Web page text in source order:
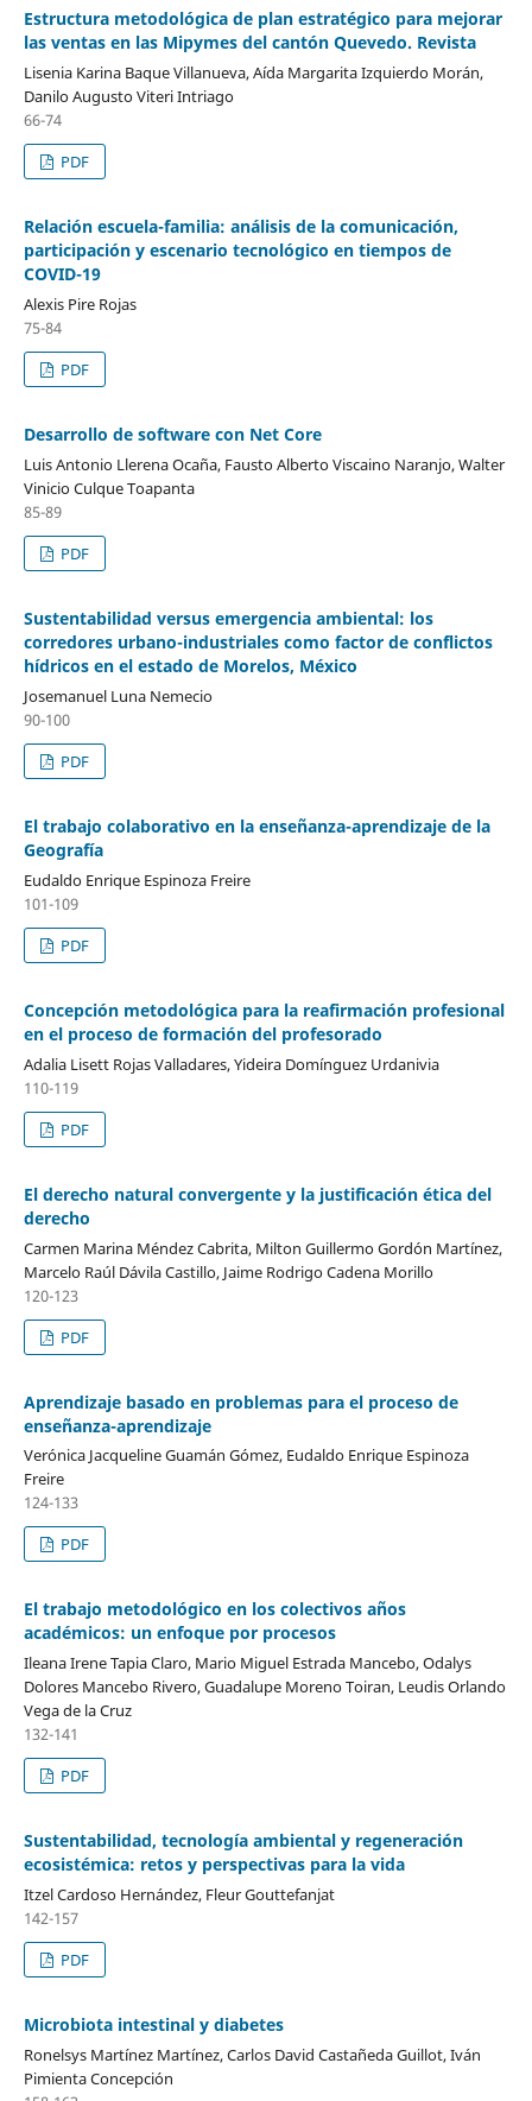
Estructura metodológica de plan estratégico para mejorar
las ventas en las Mipymes del cantón Quevedo. Revista
Lisenia Karina Baque Villanueva, Aída Margarita Izquierdo Morán,
Danilo Augusto Viteri Intriago
66-74
PDF
Relación escuela-familia: análisis de la comunicación,
participación y escenario tecnológico en tiempos de
COVID-19
Alexis Pire Rojas
75-84
PDF
Desarrollo de software con Net Core
Luis Antonio Llerena Ocaña, Fausto Alberto Viscaino Naranjo, Walter
Vinicio Culque Toapanta
85-89
PDF
Sustentabilidad versus emergencia ambiental: los
corredores urbano-industriales como factor de conflictos
hídricos en el estado de Morelos, México
Josemanuel Luna Nemecio
90-100
PDF
El trabajo colaborativo en la enseñanza-aprendizaje de la
Geografía
Eudaldo Enrique Espinoza Freire
101-109
PDF
Concepción metodológica para la reafirmación profesional
en el proceso de formación del profesorado
Adalia Lisett Rojas Valladares, Yideira Domínguez Urdanivia
110-119
PDF
El derecho natural convergente y la justificación ética del
derecho
Carmen Marina Méndez Cabrita, Milton Guillermo Gordón Martínez,
Marcelo Raúl Dávila Castillo, Jaime Rodrigo Cadena Morillo
120-123
PDF
Aprendizaje basado en problemas para el proceso de
enseñanza-aprendizaje
Verónica Jacqueline Guamán Gómez, Eudaldo Enrique Espinoza
Freire
124-133
PDF
El trabajo metodológico en los colectivos años
académicos: un enfoque por procesos
Ileana Irene Tapia Claro, Mario Miguel Estrada Mancebo, Odalys
Dolores Mancebo Rivero, Guadalupe Moreno Toiran, Leudis Orlando
Vega de la Cruz
132-141
PDF
Sustentabilidad, tecnología ambiental y regeneración
ecosistémica: retos y perspectivas para la vida
Itzel Cardoso Hernández, Fleur Gouttefanjat
142-157
PDF
Microbiota intestinal y diabetes
Ronelsys Martínez Martínez, Carlos David Castañeda Guillot, Iván
Pimienta Concepción